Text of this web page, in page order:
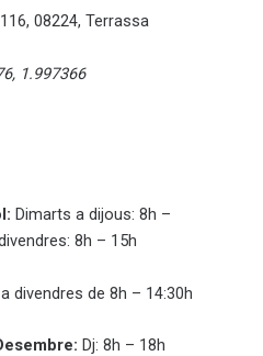
08224, Terrassa
1.997366
Dimarts a dijous: 8h –
8h – 15h
divendres de 8h – 14:30h
Dj: 8h – 18h